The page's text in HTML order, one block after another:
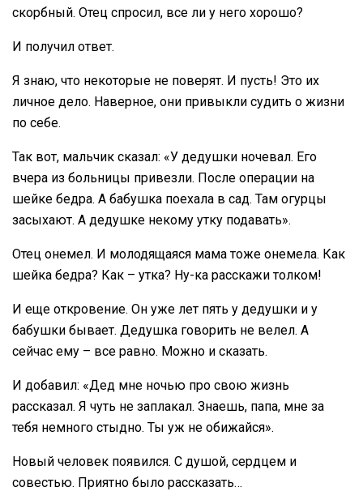
скорбный. Отец спросил, все ли у него хорошо?
И получил ответ.
Я знаю, что некоторые не поверят. И пусть! Это их
личное дело. Наверное, они привыкли судить о жизни
по себе.
Так вот, мальчик сказал: «У дедушки ночевал. Его
вчера из больницы привезли. После операции на
шейке бедра. А бабушка поехала в сад. Там огурцы
засыхают. А дедушке некому утку подавать».
Отец онемел. И молодящаяся мама тоже онемела. Как
шейка бедра? Как – утка? Ну-ка расскажи толком!
И еще откровение. Он уже лет пять у дедушки и у
бабушки бывает. Дедушка говорить не велел. А
сейчас ему – все равно. Можно и сказать.
И добавил: «Дед мне ночью про свою жизнь
рассказал. Я чуть не заплакал. Знаешь, папа, мне за
тебя немного стыдно. Ты уж не обижайся».
Новый человек появился. С душой, сердцем и
совестью. Приятно было рассказать…